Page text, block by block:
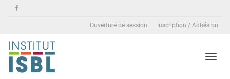
Ouverture de session Inscription / Adhésion